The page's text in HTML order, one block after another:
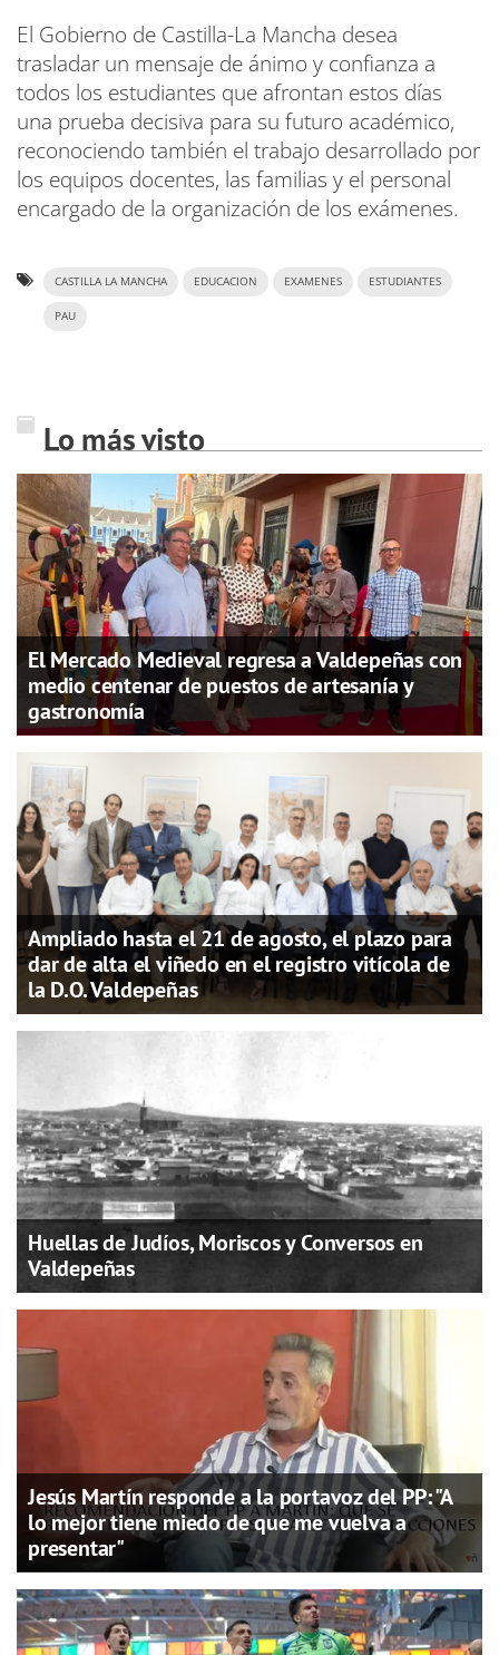
El Gobierno de Castilla-La Mancha desea
trasladar un mensaje de ánimo y confianza a
todos los estudiantes que afrontan estos días
una prueba decisiva para su futuro académico,
reconociendo también el trabajo desarrollado por
los equipos docentes, las familias y el personal
encargado de la organización de los exámenes.
CASTILLA LA MANCHA EDUCACION EXAMENES ESTUDIANTES
PAU
Lo más visto
El Mercado Medieval regresa a Valdepeñas con
medio centenar de puestos de artesanía y
gastronomía
Ampliado hasta el 21 de agosto, el plazo para
dar de alta el viñedo en el registro vitícola de
la D.O. Valdepeñas
Huellas de Judíos, Moriscos y Conversos en
Valdepeñas
Jesús Martín responde a la portavoz del PP: "A
lo mejor tiene miedo de que me vuelva a
presentar"